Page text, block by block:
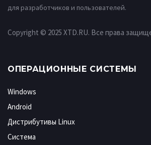
для разработчиков и пользователей.
Copyright © 2025 XTD.RU. Все права
ОПЕРАЦИОННЫЕ СИСТЕМЫ
Windows
Android
Дистрибутивы Linux
Система